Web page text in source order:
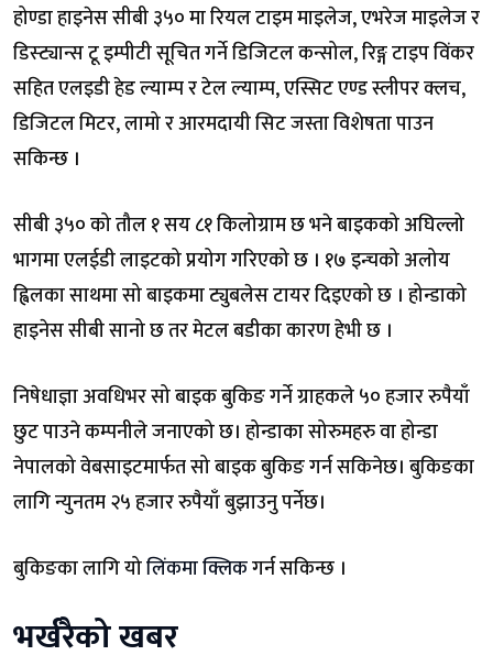
होण्डा हाइनेस सीबी ३५० मा रियल टाइम माइलेज, एभरेज माइलेज र
डिस्ट्यान्स टू इम्पीटी सूचित गर्ने डिजिटल कन्सोल, रिङ्ग टाइप विंकर
सहित एलइडी हेड ल्याम्प र टेल ल्याम्प, एस्सिट एण्ड स्लीपर क्लच,
डिजिटल मिटर, लामो र आरमदायी सिट जस्ता विशेषता पाउन
सकिन्छ ।
सीबी ३५० को तौल १ सय ८१ किलोग्राम छ भने बाइकको अघिल्लो
भागमा एलईडी लाइटको प्रयोग गरिएको छ । १७ इन्चको अलोय
ह्विलका साथमा सो बाइकमा ट्युबलेस टायर दिइएको छ । होन्डाको
हाइनेस सीबी सानो छ तर मेटल बडीका कारण हेभी छ ।
निषेधाज्ञा अवधिभर सो बाइक बुकिङ गर्ने ग्राहकले ५० हजार रुपैयाँ
छुट पाउने कम्पनीले जनाएको छ। होन्डाका सोरुमहरु वा होन्डा
नेपालको वेबसाइटमार्फत सो बाइक बुकिङ गर्न सकिनेछ। बुकिङका
लागि न्युनतम २५ हजार रुपैयाँ बुझाउनु पर्नेछ।
बुकिङका लागि योलिंकमा क्लिकगर्न सकिन्छ ।
भर्खरैको खबर